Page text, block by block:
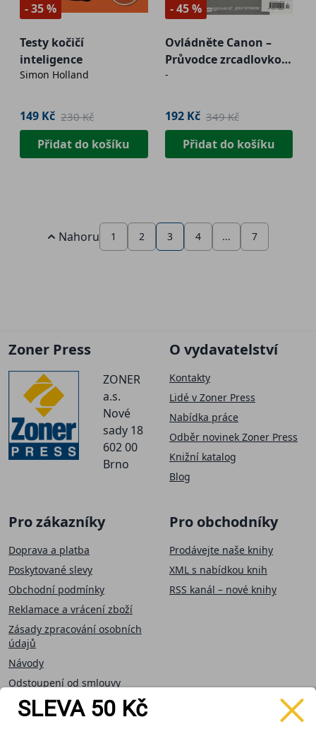
- 35 %
Testy kočičí
inteligence
Simon Holland
149 Kč 230 Kč
Přidat do košíku
- 45 %
Ovládněte Canon –
Průvodce zrcadlovkou
- 2. jakost
-
192 Kč 349 Kč
Přidat do košíku
Nahoru 1 2 3 4 ... 7
Zoner Press
ZONER
a.s.
Nové
sady 18
602 00
Brno
O vydavatelství
Kontakty
Lidé v Zoner Press
Nabídka práce
Odběr novinek Zoner Press
Knižní katalog
Blog
Pro zákazníky
Doprava a platba
Poskytované slevy
Obchodní podmínky
Reklamace a vrácení zboží
Zásady zpracování osobních
údajů
Návody
Odstoupení od smlouvy
Pro obchodníky
Prodávejte naše knihy
XML s nabídkou knih
RSS kanál – nové knihy
SLEVA 50 Kč